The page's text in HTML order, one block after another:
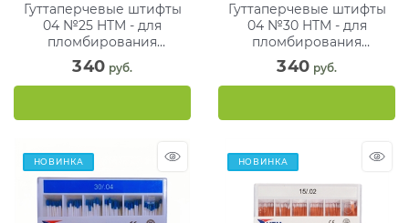
Гуттаперчевые штифты
04 №25 HTM - для
пломбирования
корневых каналов (60 шт)
340 руб.
Гуттаперчевые штифты
04 №30 HTM - для
пломбирования
корневых каналов (60 шт)
340 руб.
НОВИНКА НОВИНКА